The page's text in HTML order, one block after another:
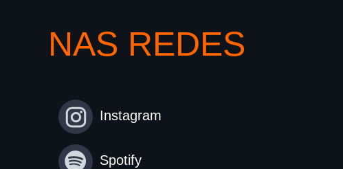
NAS REDES
Instagram
Spotify